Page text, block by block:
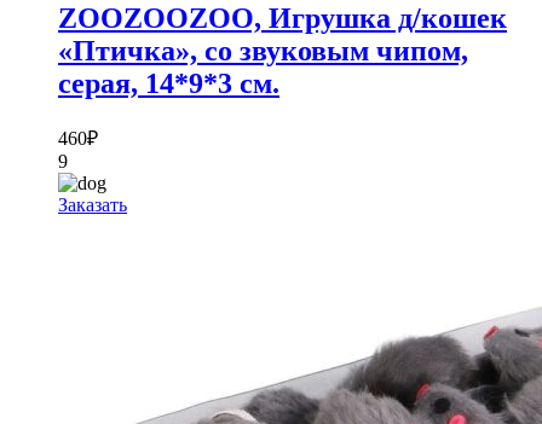
ZOOZOOZOO, Игрушка д/кошек
«Птичка», со звуковым чипом,
серая, 14*9*3 см.
460₽
9
Заказать